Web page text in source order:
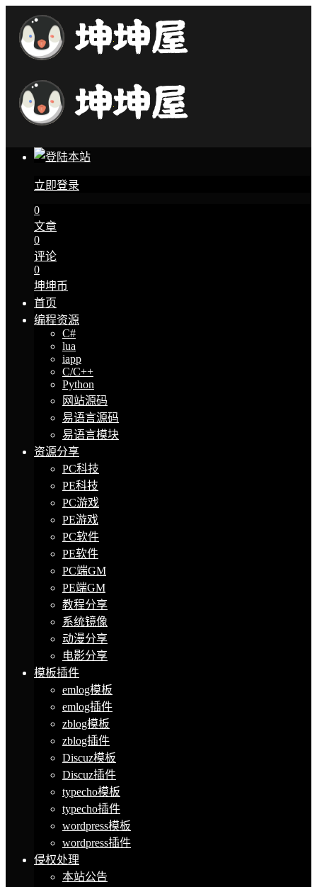
立即登录
0
文章
0
评论
0
坤坤币
首页
编程资源
C#
lua
iapp
C/C++
Python
网站源码
易语言源码
易语言模块
资源分享
PC科技
PE科技
PC游戏
PE游戏
PC软件
PE软件
PC端GM
PE端GM
教程分享
系统镜像
动漫分享
电影分享
模板插件
emlog模板
emlog插件
zblog模板
zblog插件
Discuz模板
Discuz插件
typecho模板
typecho插件
wordpress模板
wordpress插件
侵权处理
本站公告